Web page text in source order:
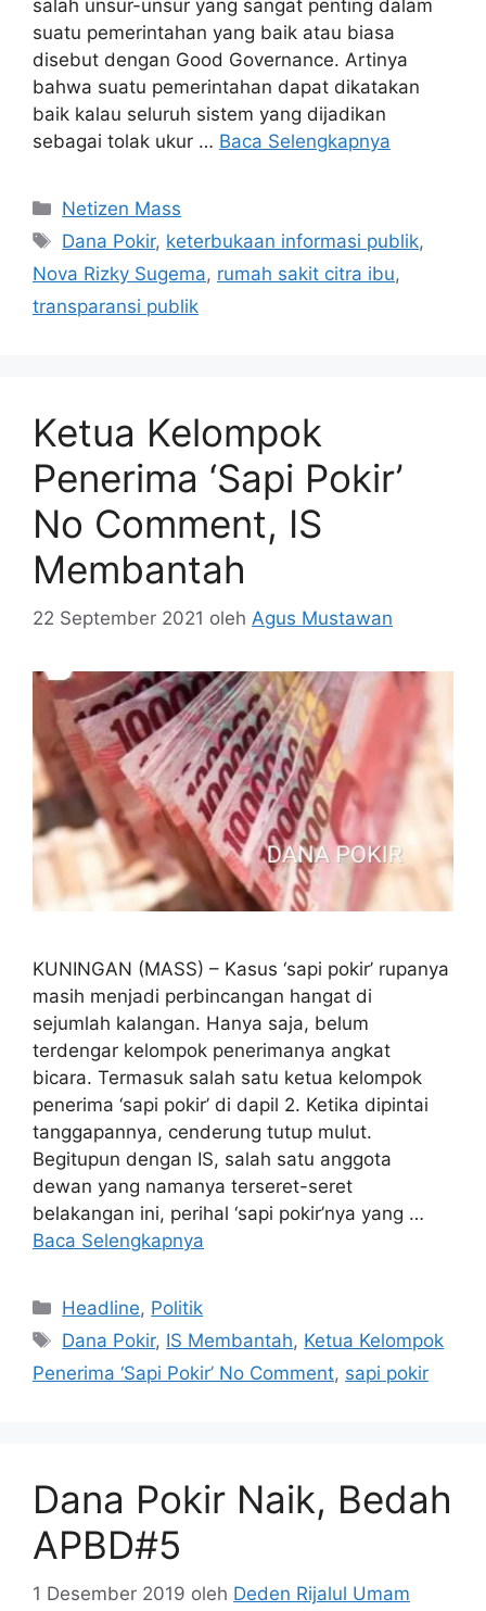
salah unsur-unsur yang sangat penting dalam
suatu pemerintahan yang baik atau biasa
disebut dengan Good Governance. Artinya
bahwa suatu pemerintahan dapat dikatakan
baik kalau seluruh sistem yang dijadikan
sebagai tolak ukur … Baca Selengkapnya
Kategori
Netizen Mass
Tag
Dana Pokir, keterbukaan informasi publik,
Nova Rizky Sugema, rumah sakit citra ibu,
transparansi publik
Ketua Kelompok
Penerima ‘Sapi Pokir’
No Comment, IS
Membantah
22 September 2021 oleh Agus Mustawan
KUNINGAN (MASS) – Kasus ‘sapi pokir’ rupanya
masih menjadi perbincangan hangat di
sejumlah kalangan. Hanya saja, belum
terdengar kelompok penerimanya angkat
bicara. Termasuk salah satu ketua kelompok
penerima ‘sapi pokir’ di dapil 2. Ketika dipintai
tanggapannya, cenderung tutup mulut.
Begitupun dengan IS, salah satu anggota
dewan yang namanya terseret-seret
belakangan ini, perihal ‘sapi pokir’nya yang …
Baca Selengkapnya
Kategori
Headline, Politik
Tag
Dana Pokir, IS Membantah, Ketua Kelompok
Penerima ‘Sapi Pokir’ No Comment, sapi pokir
Dana Pokir Naik, Bedah
APBD#5
1 Desember 2019 oleh Deden Rijalul Umam